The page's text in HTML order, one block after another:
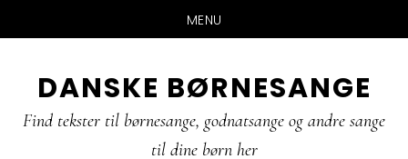
MENU
indhold
direkte
til
direkte
til
DANSKE BØRNESANGE
Find tekster til børnesange, godnatsange og andre sange
til dine børn her